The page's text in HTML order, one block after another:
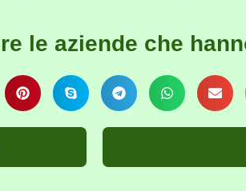
le aziende che